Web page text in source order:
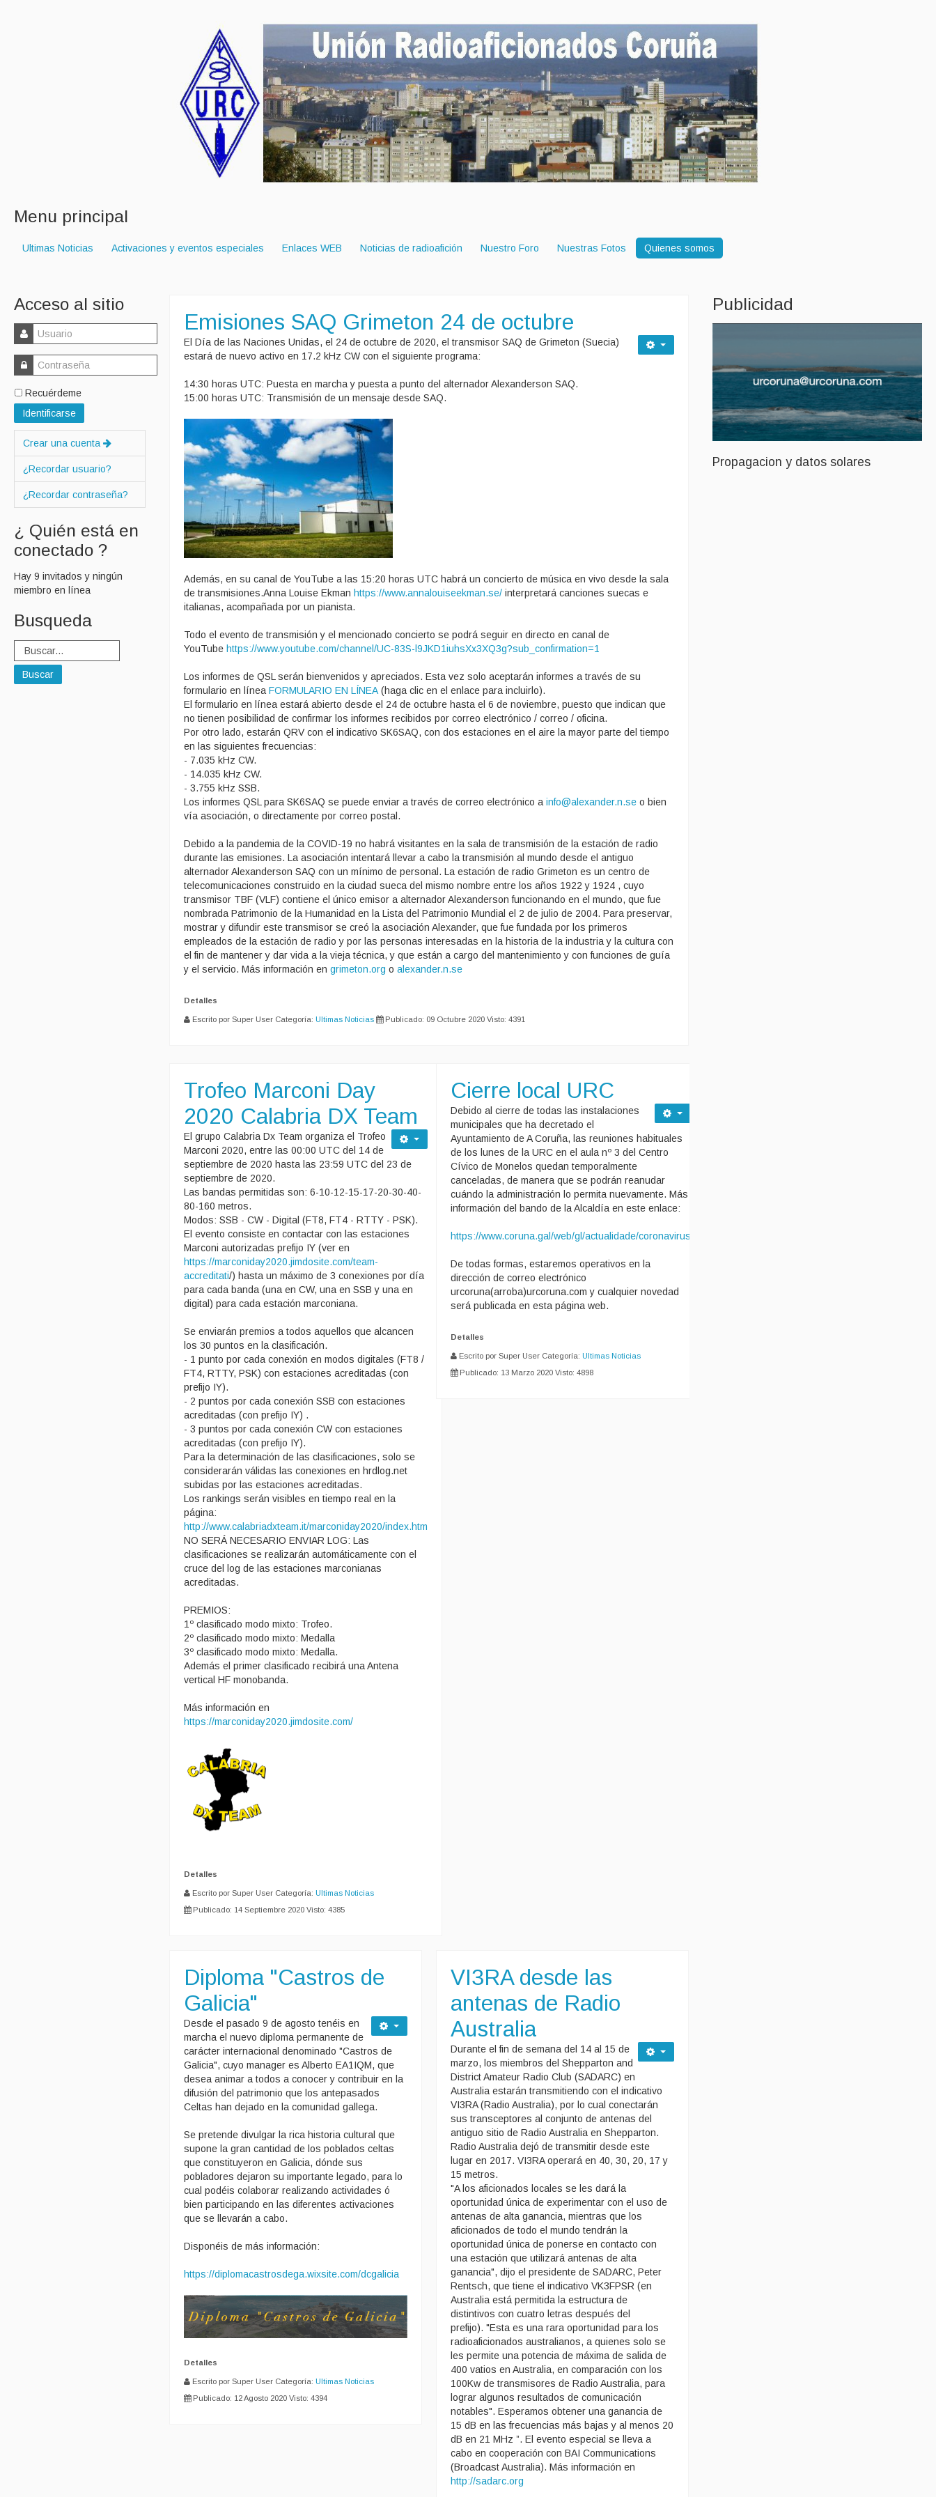
Menu principal
Ultimas Noticias Activaciones y eventos especiales Enlaces WEB Noticias de radioafición Nuestro Foro Nuestras Fotos Quienes somos
Acceso al sitio
Recuérdeme
Identificarse
Crear una cuenta
¿Recordar usuario?
¿Recordar contraseña?
¿ Quién está en
conectado ?
Hay 9 invitados y ningún
miembro en línea
Busqueda
Buscar
Emisiones SAQ Grimeton 24 de octubre
El Día de las Naciones Unidas, el 24 de octubre de 2020, el transmisor SAQ de Grimeton (Suecia)
estará de nuevo activo en 17.2 kHz CW con el siguiente programa:
14:30 horas UTC: Puesta en marcha y puesta a punto del alternador Alexanderson SAQ.
15:00 horas UTC: Transmisión de un mensaje desde SAQ.
Además, en su canal de YouTube a las 15:20 horas UTC habrá un concierto de música en vivo desde la sala
de transmisiones.Anna Louise Ekman https://www.annalouiseekman.se/interpretará canciones suecas e
italianas, acompañada por un pianista.
Todo el evento de transmisión y el mencionado concierto se podrá seguir en directo en canal de
YouTube https://www.youtube.com/channel/UC-83S-l9JKD1iuhsXx3XQ3g?sub_confirmation=1
Los informes de QSL serán bienvenidos y apreciados. Esta vez solo aceptarán informes a través de su
formulario en línea FORMULARIO EN LÍNEA(haga clic en el enlace para incluirlo).
El formulario en línea estará abierto desde el 24 de octubre hasta el 6 de noviembre, puesto que indican que
no tienen posibilidad de confirmar los informes recibidos por correo electrónico / correo / oficina.
Por otro lado, estarán QRV con el indicativo SK6SAQ, con dos estaciones en el aire la mayor parte del tiempo
en las siguientes frecuencias:
- 7.035 kHz CW.
- 14.035 kHz CW.
- 3.755 kHz SSB.
Los informes QSL para SK6SAQ se puede enviar a través de correo electrónico a info@alexander.n.seo bien
vía asociación, o directamente por correo postal.
Debido a la pandemia de la COVID-19 no habrá visitantes en la sala de transmisión de la estación de radio
durante las emisiones. La asociación intentará llevar a cabo la transmisión al mundo desde el antiguo
alternador Alexanderson SAQ con un mínimo de personal. La estación de radio Grimeton es un centro de
telecomunicaciones construido en la ciudad sueca del mismo nombre entre los años 1922 y 1924 , cuyo
transmisor TBF (VLF) contiene el único emisor a alternador Alexanderson funcionando en el mundo, que fue
nombrada Patrimonio de la Humanidad en la Lista del Patrimonio Mundial el 2 de julio de 2004. Para preservar,
mostrar y difundir este transmisor se creó la asociación Alexander, que fue fundada por los primeros
empleados de la estación de radio y por las personas interesadas en la historia de la industria y la cultura con
el fin de mantener y dar vida a la vieja técnica, y que están a cargo del mantenimiento y con funciones de guía
y el servicio. Más información en grimeton.org o alexander.n.se
Detalles
Escrito por Super User Categoría: Ultimas Noticias Publicado: 09 Octubre 2020 Visto: 4391
Trofeo Marconi Day
2020 Calabria DX Team
El grupo Calabria Dx Team organiza el Trofeo
Marconi 2020, entre las 00:00 UTC del 14 de
septiembre de 2020 hasta las 23:59 UTC del 23 de
septiembre de 2020.
Las bandas permitidas son: 6-10-12-15-17-20-30-40-
80-160 metros.
Modos: SSB - CW - Digital (FT8, FT4 - RTTY - PSK).
El evento consiste en contactar con las estaciones
Marconi autorizadas prefijo IY (ver en
https://marconiday2020.jimdosite.com/team-
accreditati/) hasta un máximo de 3 conexiones por día
para cada banda (una en CW, una en SSB y una en
digital) para cada estación marconiana.
Se enviarán premios a todos aquellos que alcancen
los 30 puntos en la clasificación.
- 1 punto por cada conexión en modos digitales (FT8 /
FT4, RTTY, PSK) con estaciones acreditadas (con
prefijo IY).
- 2 puntos por cada conexión SSB con estaciones
acreditadas (con prefijo IY) .
- 3 puntos por cada conexión CW con estaciones
acreditadas (con prefijo IY).
Para la determinación de las clasificaciones, solo se
considerarán válidas las conexiones en hrdlog.net
subidas por las estaciones acreditadas.
Los rankings serán visibles en tiempo real en la
página:
http://www.calabriadxteam.it/marconiday2020/index.htm
NO SERÁ NECESARIO ENVIAR LOG: Las
clasificaciones se realizarán automáticamente con el
cruce del log de las estaciones marconianas
acreditadas.
PREMIOS:
1º clasificado modo mixto: Trofeo.
2º clasificado modo mixto: Medalla
3º clasificado modo mixto: Medalla.
Además el primer clasificado recibirá una Antena
vertical HF monobanda.
Más información en
https://marconiday2020.jimdosite.com/
Detalles
Escrito por Super User Categoría: Ultimas Noticias
Publicado: 14 Septiembre 2020 Visto: 4385
Cierre local URC
Debido al cierre de todas las instalaciones
municipales que ha decretado el
Ayuntamiento de A Coruña, las reuniones habituales
de los lunes de la URC en el aula nº 3 del Centro
Cívico de Monelos quedan temporalmente
canceladas, de manera que se podrán reanudar
cuándo la administración lo permita nuevamente. Más
información del bando de la Alcaldía en este enlace:
https://www.coruna.gal/web/gl/actualidade/coronavirus
De todas formas, estaremos operativos en la
dirección de correo electrónico
urcoruna(arroba)urcoruna.com y cualquier novedad
será publicada en esta página web.
Detalles
Escrito por Super User Categoría: Ultimas Noticias
Publicado: 13 Marzo 2020 Visto: 4898
Diploma "Castros de
Galicia"
Desde el pasado 9 de agosto tenéis en
marcha el nuevo diploma permanente de
carácter internacional denominado "Castros de
Galicia", cuyo manager es Alberto EA1IQM, que
desea animar a todos a conocer y contribuir en la
difusión del patrimonio que los antepasados
Celtas han dejado en la comunidad gallega.
Se pretende divulgar la rica historia cultural que
supone la gran cantidad de los poblados celtas
que constituyeron en Galicia, dónde sus
pobladores dejaron su importante legado, para lo
cual podéis colaborar realizando actividades ó
bien participando en las diferentes activaciones
que se llevarán a cabo.
Disponéis de más información:
https://diplomacastrosdega.wixsite.com/dcgalicia
Detalles
Escrito por Super User Categoría: Ultimas Noticias
Publicado: 12 Agosto 2020 Visto: 4394
VI3RA desde las
antenas de Radio
Australia
Durante el fin de semana del 14 al 15 de
marzo, los miembros del Shepparton and
District Amateur Radio Club (SADARC) en
Australia estarán transmitiendo con el indicativo
VI3RA (Radio Australia), por lo cual conectarán
sus transceptores al conjunto de antenas del
antiguo sitio de Radio Australia en Shepparton.
Radio Australia dejó de transmitir desde este
lugar en 2017. VI3RA operará en 40, 30, 20, 17 y
15 metros.
"A los aficionados locales se les dará la
oportunidad única de experimentar con el uso de
antenas de alta ganancia, mientras que los
aficionados de todo el mundo tendrán la
oportunidad única de ponerse en contacto con
una estación que utilizará antenas de alta
ganancia", dijo el presidente de SADARC, Peter
Rentsch, que tiene el indicativo VK3FPSR (en
Australia está permitida la estructura de
distintivos con cuatro letras después del
prefijo). "Esta es una rara oportunidad para los
radioaficionados australianos, a quienes solo se
les permite una potencia de máxima de salida de
400 vatios en Australia, en comparación con los
100Kw de transmisores de Radio Australia, para
lograr algunos resultados de comunicación
notables". Esperamos obtener una ganancia de
15 dB en las frecuencias más bajas y al menos 20
dB en 21 MHz ”. El evento especial se lleva a
cabo en cooperación con BAI Communications
(Broadcast Australia). Más información en
http://sadarc.org
Publicidad
Propagacion y datos solares